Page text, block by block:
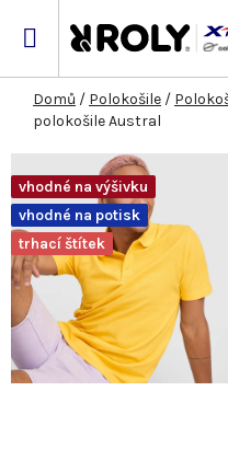
Domů / Polokošile /
polokošile Austral
vhodné na výšivku
vhodné na potisk
trhací štítek